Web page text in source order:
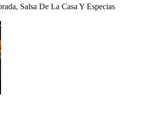
Salsa De La Casa Y Especias